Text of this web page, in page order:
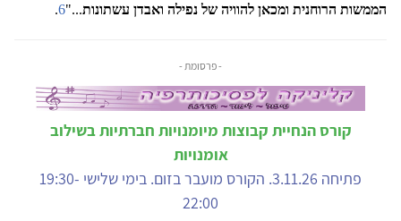
הממשות הרוחנית ומכאן להוויה של נפילה ואבדן עשתונות..."
6
.
- פרסומת -
קורס הנחיית קבוצות מיומנויות חברתיות בשילוב
אומנויות
פתיחה 3.11.26. הקורס מועבר בזום. בימי שלישי 19:30-
22:00